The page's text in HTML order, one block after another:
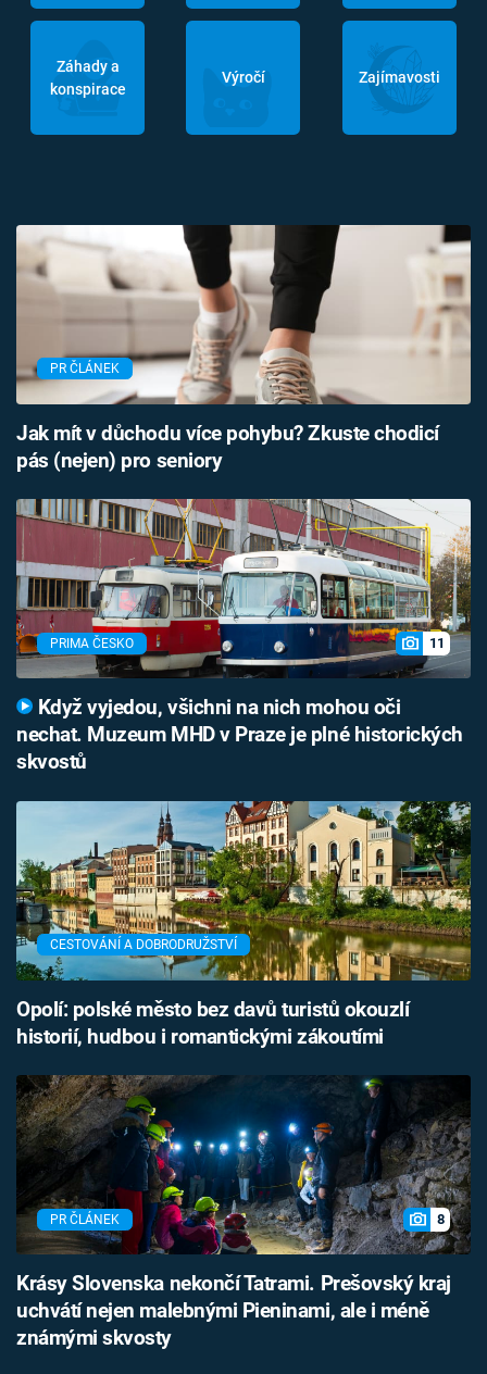
Záhady a
konspirace
Výročí Zajímavosti
PR ČLÁNEK
Jak mít v důchodu více pohybu? Zkuste chodicí
pás (nejen) pro seniory
PRIMA ČESKO 11
Když vyjedou, všichni na nich mohou oči
nechat. Muzeum MHD v Praze je plné historických
skvostů
CESTOVÁNÍ A DOBRODRUŽSTVÍ
Opolí: polské město bez davů turistů okouzlí
historií, hudbou i romantickými zákoutími
PR ČLÁNEK 8
Krásy Slovenska nekončí Tatrami. Prešovský kraj
uchvátí nejen malebnými Pieninami, ale i méně
známými skvosty